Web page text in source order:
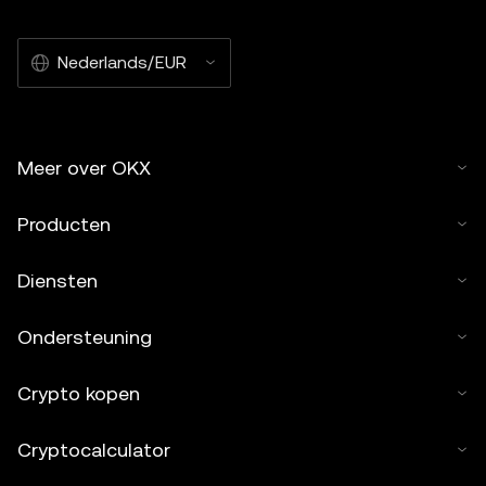
Nederlands/EUR
Meer over OKX
Producten
Diensten
Ondersteuning
Crypto kopen
Cryptocalculator